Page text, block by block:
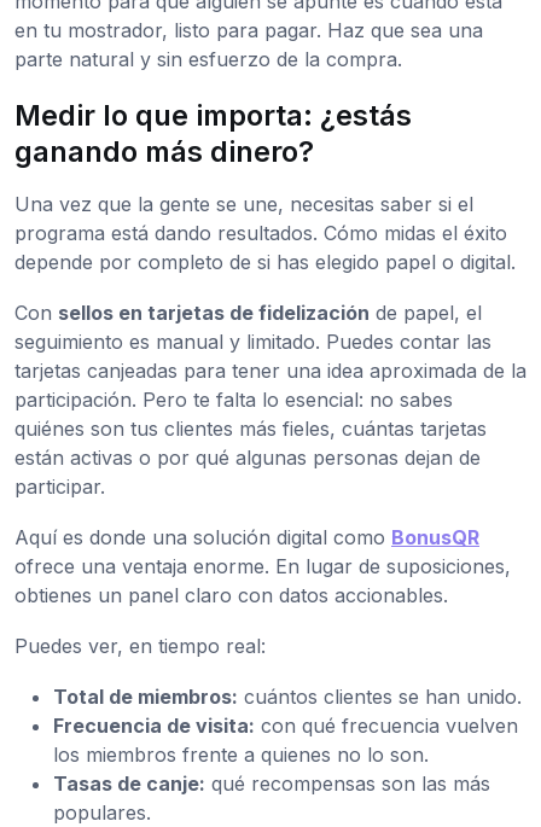
en tu mostrador, listo para pagar. Haz que sea una
parte natural y sin esfuerzo de la compra.
Medir lo que importa: ¿estás
ganando más dinero?
Una vez que la gente se une, necesitas saber si el
programa está dando resultados. Cómo midas el éxito
depende por completo de si has elegido papel o digital.
Con sellos en tarjetas de fidelización de papel, el
seguimiento es manual y limitado. Puedes contar las
tarjetas canjeadas para tener una idea aproximada de la
participación. Pero te falta lo esencial: no sabes
quiénes son tus clientes más fieles, cuántas tarjetas
están activas o por qué algunas personas dejan de
participar.
Aquí es donde una solución digital como BonusQR
ofrece una ventaja enorme. En lugar de suposiciones,
obtienes un panel claro con datos accionables.
Puedes ver, en tiempo real:
Total de miembros: cuántos clientes se han unido.
Frecuencia de visita: con qué frecuencia vuelven
los miembros frente a quienes no lo son.
Tasas de canje: qué recompensas son las más
populares.